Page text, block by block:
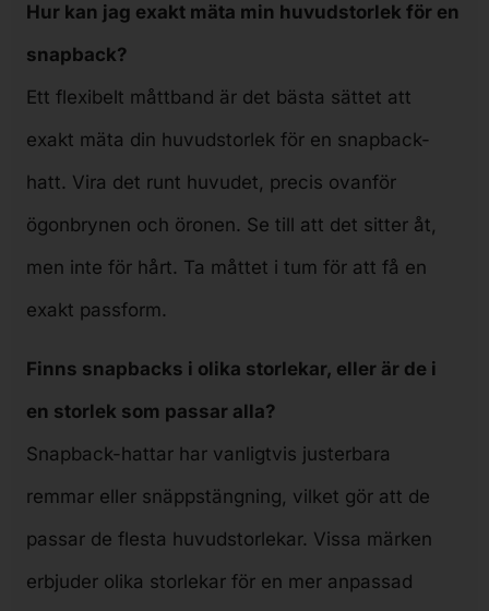
Hur kan jag exakt mäta min huvudstorlek för en
snapback?
Ett flexibelt måttband är det bästa sättet att
exakt mäta din huvudstorlek för en snapback-
hatt. Vira det runt huvudet, precis ovanför
ögonbrynen och öronen. Se till att det sitter åt,
men inte för hårt. Ta måttet i tum för att få en
exakt passform.
Finns snapbacks i olika storlekar, eller är de i
en storlek som passar alla?
Snapback-hattar har vanligtvis justerbara
remmar eller snäppstängning, vilket gör att de
passar de flesta huvudstorlekar. Vissa märken
erbjuder olika storlekar för en mer anpassad